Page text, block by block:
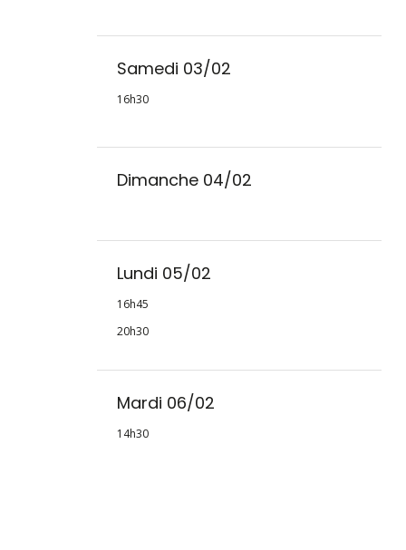
Samedi 03/02
16h30
Dimanche 04/02
Lundi 05/02
16h45
20h30
Mardi 06/02
14h30